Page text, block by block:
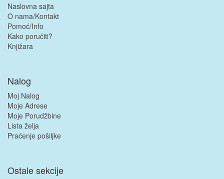
Naslovna sajta
O nama/Kontakt
Pomoć/Info
Kako poručiti?
Knjižara
Nalog
Moj Nalog
Moje Adrese
Moje Porudžbine
Lista želja
Praćenje pošiljke
Ostale sekcije